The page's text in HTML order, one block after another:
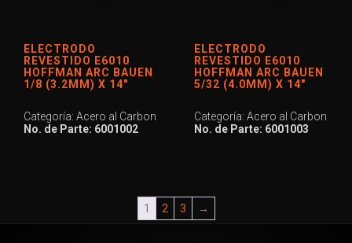
ELECTRODO
REVESTIDO E6010
HOFFMAN ARC BAUEN
1/8 (3.2MM) X 14″
Categoría: Acero al Carbon
No. de Parte: 6001002
ELECTRODO
REVESTIDO E6010
HOFFMAN ARC BAUEN
5/32 (4.0MM) X 14″
Categoría: Acero al Carbon
No. de Parte: 6001003
1 2 3 →